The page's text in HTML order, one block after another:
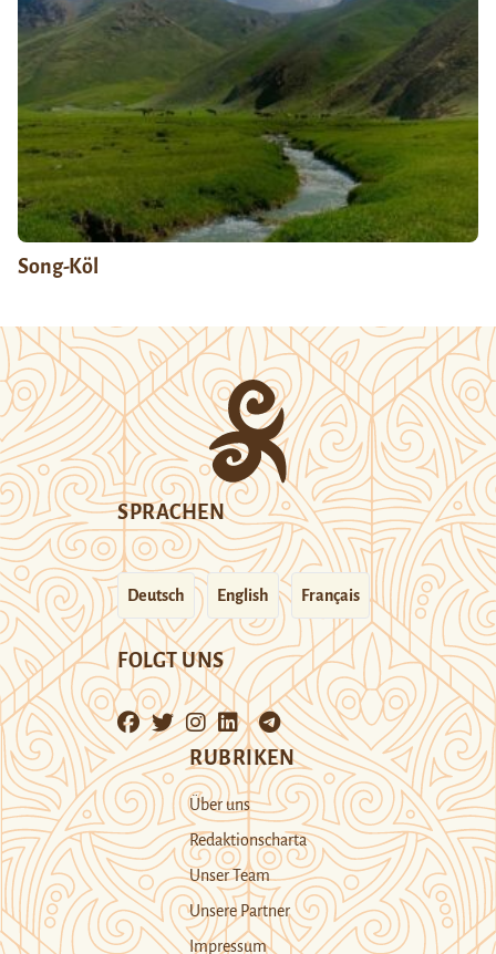
Song-Köl
SPRACHEN
Deutsch English Français
FOLGT UNS
RUBRIKEN
Über uns
Redaktionscharta
Unser Team
Unsere Partner
Impressum